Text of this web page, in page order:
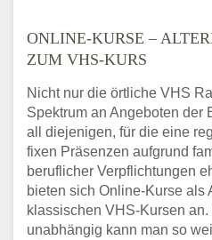
ONLINE-KURSE –
ZUM VHS-KURS
Nicht nur die örtliche VHS
Spektrum an Angeboten der
all diejenigen, für die eine
fixen Präsenzen aufgrund
beruflicher Verpflichtungen
bieten sich Online-Kurse als
klassischen VHS-Kursen
unabhängig kann man so